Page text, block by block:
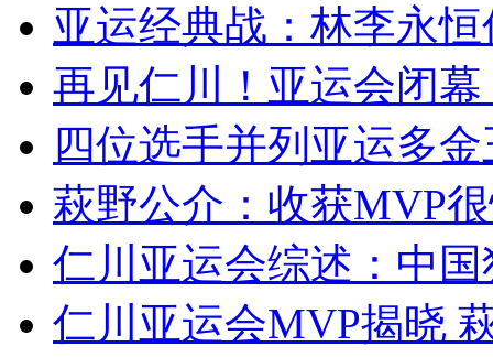
亚运经典战：林李永
再见仁川！亚运会闭
四位选手并列亚运多
萩野公介：收获MVP
仁川亚运会综述：中
仁川亚运会MVP揭晓